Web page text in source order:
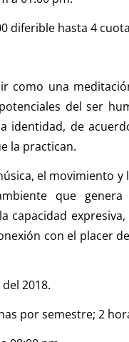
diferible hasta 4
como una
del ser
identidad, de
la practican.
el movimiento
que
capacidad
con el placer
2018.
por semestre; 2